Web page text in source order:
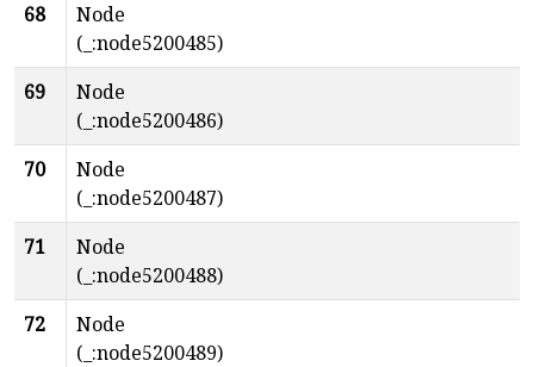
68
Node
(_:node5200485)
69
Node
(_:node5200486)
70
Node
(_:node5200487)
71
Node
(_:node5200488)
72
Node
(_:node5200489)